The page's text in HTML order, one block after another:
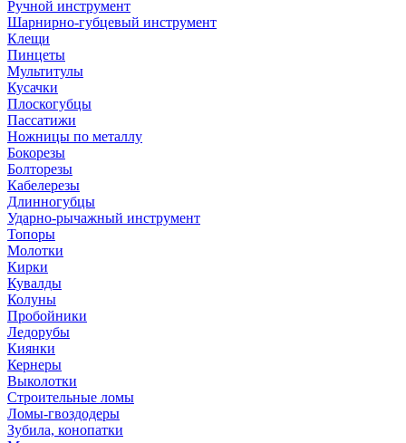
Ручной инструмент
Шарнирно-губцевый инструмент
Клещи
Пинцеты
Мультитулы
Кусачки
Плоскогубцы
Пассатижи
Ножницы по металлу
Бокорезы
Болторезы
Кабелерезы
Длинногубцы
Ударно-рычажный инструмент
Топоры
Молотки
Кирки
Кувалды
Колуны
Пробойники
Ледорубы
Киянки
Кернеры
Выколотки
Строительные ломы
Ломы-гвоздодеры
Зубила, конопатки